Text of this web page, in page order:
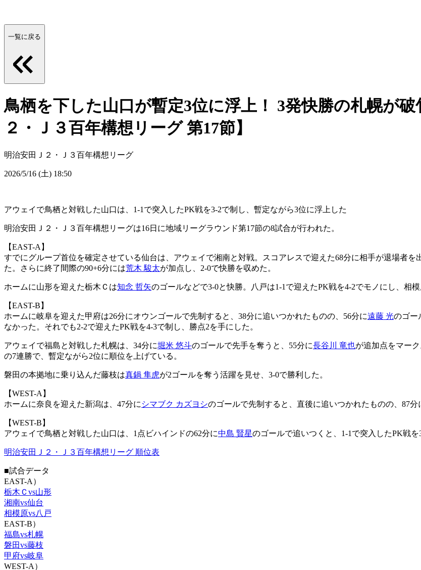
一覧に戻る
鳥栖を下した山口が暫定3位に浮上！ 3発快勝の札幌が
２・Ｊ３百年構想リーグ 第17節】
明治安田Ｊ２・Ｊ３百年構想リーグ
2026/5/16 (土) 18:50
アウェイで鳥栖と対戦した山口は、1-1で突入したPK戦を3-2で制し、暫定ながら3位に浮上した
明治安田Ｊ２・Ｊ３百年構想リーグは16日に地域リーグラウンド第17節の8試合が行われた。
【EAST-A】
すでにグループ首位を確定させている仙台は、アウェイで湘南と対戦。スコアレスで迎えた68分に相手が退場者を
た。さらに終了間際の90+6分には荒木 駿太が加点し、2-0で快勝を収めた。
ホームに山形を迎えた栃木Ｃは知念 哲矢のゴールなどで3-0と快勝。八戸は1-1で迎えたPK戦を4-2でモノにし、相模
【EAST-B】
ホームに岐阜を迎えた甲府は26分にオウンゴールで先制すると、38分に追いつかれたものの、56分に遠藤 光のゴー
なかった。それでも2-2で迎えたPK戦を4-3で制し、勝点2を手にした。
アウェイで福島と対戦した札幌は、34分に堀米 悠斗のゴールで先手を奪うと、55分に長谷川 竜也が追加点をマー
の7連勝で、暫定ながら2位に順位を上げている。
磐田の本拠地に乗り込んだ藤枝は真鍋 隼虎が2ゴールを奪う活躍を見せ、3-0で勝利した。
【WEST-A】
ホームに奈良を迎えた新潟は、47分に シマブク カズヨシのゴールで先制すると、直後に追いつかれたものの、87分
【WEST-B】
アウェイで鳥栖と対戦した山口は、1点ビハインドの62分に中島 賢星のゴールで追いつくと、1-1で突入したPK戦
明治安田Ｊ２・Ｊ３百年構想リーグ 順位表
■試合データ
EAST-A）
栃木Ｃvs山形
湘南vs仙台
相模原vs八戸
EAST-B）
福島vs札幌
磐田vs藤枝
甲府vs岐阜
WEST-A）